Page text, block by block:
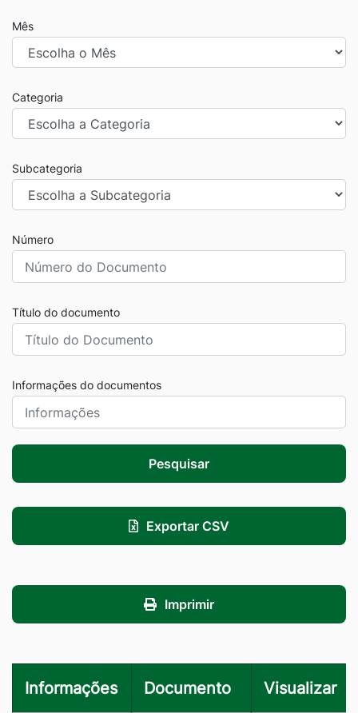
Mês
Categoria
Subcategoria
Número
Título do documento
Informações do documentos
Pesquisar
Exportar CSV
Imprimir
Informações Documento Visualizar